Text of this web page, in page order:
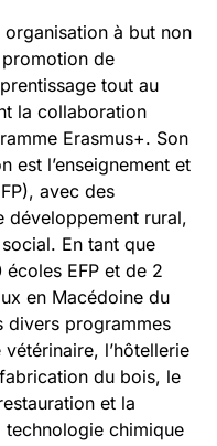
organisation à but non
de
tout au
la collaboration
Erasmus+. Son
est l’enseignement et
avec des
développement rural,
En tant que
écoles EFP et de 2
en Macédoine du
divers programmes
l’hôtellerie
du bois, le
et la
chimique